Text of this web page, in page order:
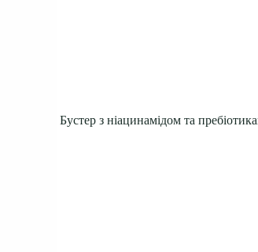
Бустер з ніацинамідом та